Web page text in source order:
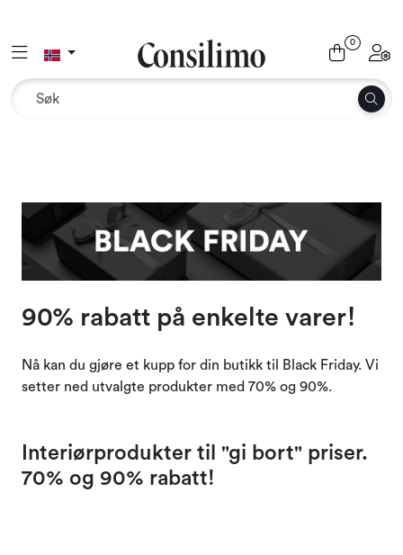
Toggle navigation
0
90% rabatt på enkelte varer!
Nå kan du gjøre et kupp for din butikk til Black Friday. Vi
setter ned utvalgte produkter med 70% og 90%.
Interiørprodukter til "gi bort" priser.
70% og 90% rabatt!
Emballasje
Dekor og binderi
Rekvisita
Sesonger og høytider